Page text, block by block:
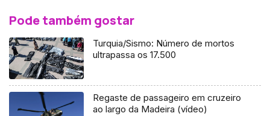
Pode também gostar
Turquia/Sismo: Número de mortos
ultrapassa os 17.500
Regaste de passageiro em cruzeiro
ao largo da Madeira (vídeo)